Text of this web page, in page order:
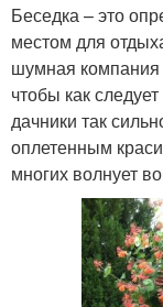
Беседка – это
местом для
шумная компания
чтобы как
дачники так
оплетенным
многих волнует